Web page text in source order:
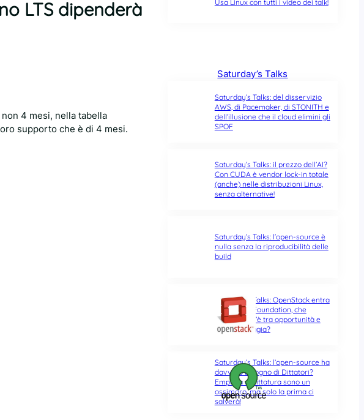
LTS dipenderà
4 mesi, nella tabella
supporto che è di 4 mesi.
Usa Linux con tutti i video dei talk!
Saturday’s Talks
Saturday’s Talks: del disservizio
AWS, di Pacemaker, di STONITH e
dell’illusione che il cloud elimini gli
SPOF
Saturday’s Talks: il prezzo dell’AI?
Con CUDA è vendor lock-in totale
(anche) nelle distribuzioni Linux,
senza alternative!
Saturday’s Talks: l’open-source è
nulla senza la riproducibilità delle
build
Saturday’s Talks: OpenStack entra
nella Linux Foundation, che
differenza c’è tra opportunità e
ultima spiaggia?
Saturday’s Talks: l’open-source ha
davvero bisogno di Dittatori?
Empatia e Dittatura sono un
ossimoro, ma solo la prima ci
salverà!